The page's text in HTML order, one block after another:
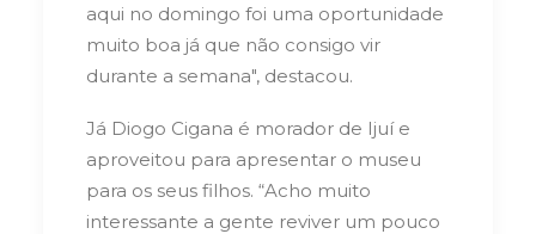
aqui no domingo foi uma oportunidade
muito boa já que não consigo vir
durante a semana", destacou.
Já Diogo Cigana é morador de Ijuí e
aproveitou para apresentar o museu
para os seus filhos. “Acho muito
interessante a gente reviver um pouco